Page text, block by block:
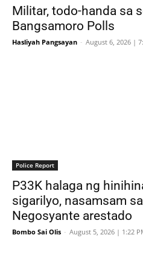
Militar, todo-handa sa
Bangsamoro Polls
Hasliyah Pangsayan - August 6, 2026 |
Police Report
P33K halaga ng
sigarilyo, nasamsam
Negosyante arestado
Bombo Sai Olis - August 5, 2026 | 1:22